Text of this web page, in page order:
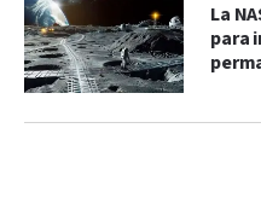
La
para